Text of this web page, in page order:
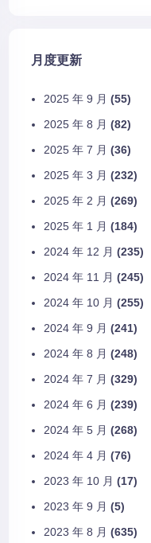
月度更新
2025 年 9 月 (55)
2025 年 8 月 (82)
2025 年 7 月 (36)
2025 年 3 月 (232)
2025 年 2 月 (269)
2025 年 1 月 (184)
2024 年 12 月 (235)
2024 年 11 月 (245)
2024 年 10 月 (255)
2024 年 9 月 (241)
2024 年 8 月 (248)
2024 年 7 月 (329)
2024 年 6 月 (239)
2024 年 5 月 (268)
2024 年 4 月 (76)
2023 年 10 月 (17)
2023 年 9 月 (5)
2023 年 8 月 (635)